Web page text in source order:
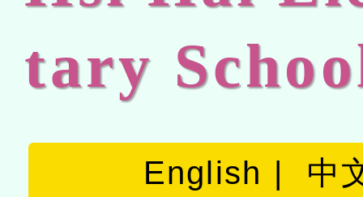
tary
English 中